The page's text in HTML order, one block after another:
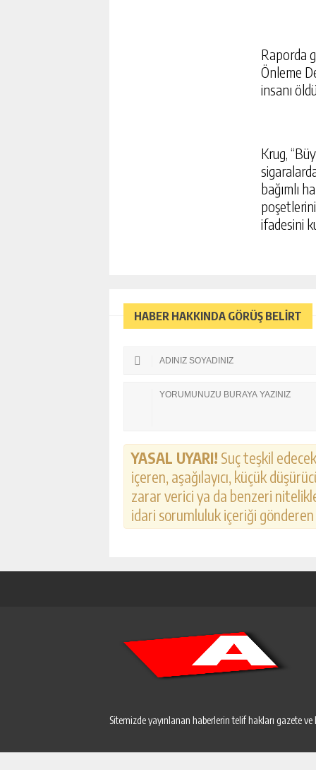
Raporda
Önleme
insanı
Krug,
bağımlı
ifadesini
HABER HAKKINDA GÖRÜŞ BELİRT
YASAL UYARI! Suç teşkil
içeren, aşağılayıcı, küçük
zarar verici ya da benzeri
idari sorumluluk içeriği
Sitemizde yayınlanan haberlerin telif hakları gazete